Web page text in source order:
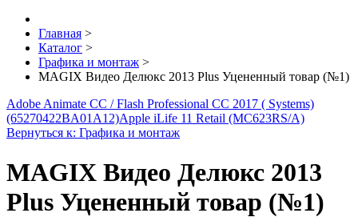
Главная >
Каталог >
Графика и монтаж >
MAGIX Видео Делюкс 2013 Plus Уцененный товар (№1)
Adobe Animate CC / Flash Professional CC 2017 ( Systems)
(65270422BA01A12)Apple iLife 11 Retail (MC623RS/A)
Вернуться к: Графика и монтаж
MAGIX Видео Делюкс 2013
Plus Уцененный товар (№1)